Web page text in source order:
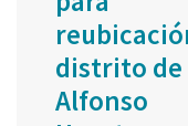
distrito de
Alfonso